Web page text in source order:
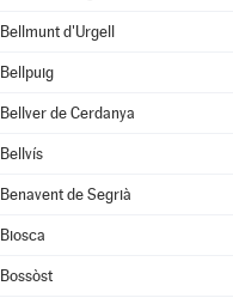
Bellmunt d'Urgell
Bellpuig
Bellver de Cerdanya
Bellvís
Benavent de Segrià
Biosca
Bossòst